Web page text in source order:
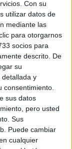
Con su
utilizar datos de
mediante las
para otorgarnos
socios para
descrito. De
su
y
sus datos
pero usted
Sus
Puede cambiar
cualquier
Educación
depende de
buff...
por favor!!